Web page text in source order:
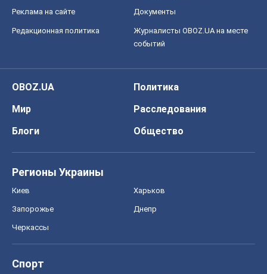
Реклама на сайте Документы
Редакционная политика
Журналисты OBOZ.UA на месте
событий
OBOZ.UA
Политика
Мир
Расследования
Блоги
Общество
Регионы Украины
Киев Харьков
Запорожье Днепр
Черкассы
Спорт